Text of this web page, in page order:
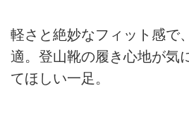
軽さと絶妙なフィット感で
適。登山靴の履き心地が気
てほしい一足。